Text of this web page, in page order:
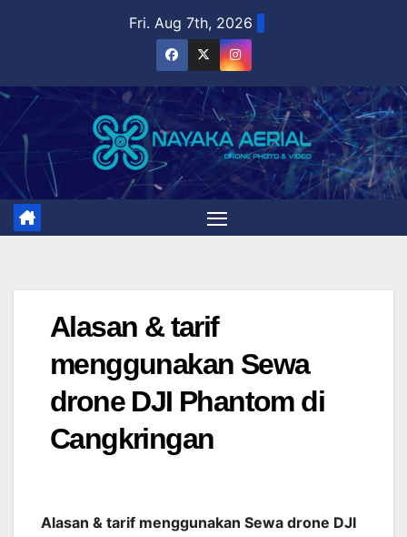
Fri. Aug 7th, 2026
Alasan & tarif
menggunakan Sewa
drone DJI Phantom di
Cangkringan
Alasan & tarif menggunakan Sewa drone DJI